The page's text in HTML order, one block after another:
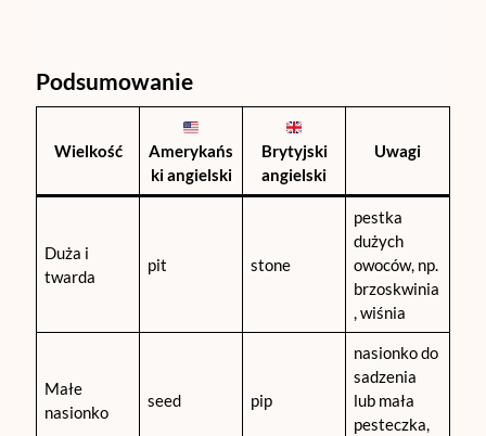
Podsumowanie
Wielkość
Amerykańs
ki angielski
Brytyjski
angielski
Uwagi
Duża i
twarda
pit stone
pestka
dużych
owoców, np.
brzoskwinia
, wiśnia
Małe
nasionko
seed pip
nasionko do
sadzenia
lub mała
pesteczka,